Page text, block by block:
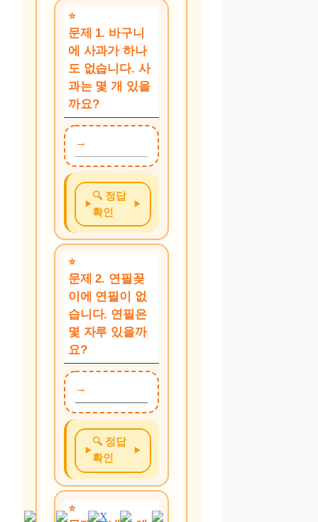
문제 1. 바구니
에 사과가 하나
도 없습니다. 사
과는 몇 개 있을
까요?
🔍 정답
확인
문제 2. 연필꽂
이에 연필이 없
습니다. 연필은
몇 자루 있을까
요?
🔍 정답
확인